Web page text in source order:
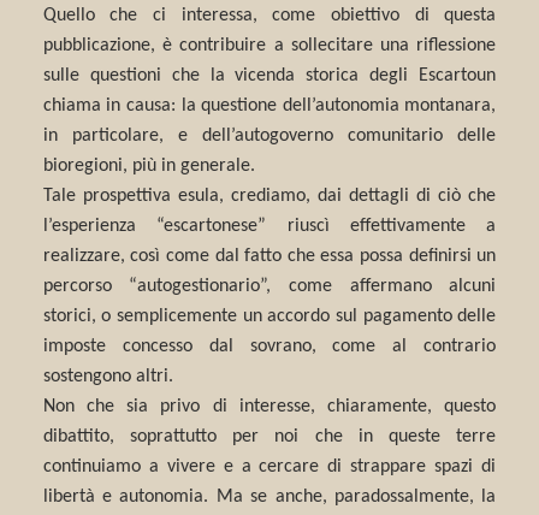
Quello che ci interessa, come obiettivo di questa
pubblicazione, è contribuire a sollecitare una riflessione
sulle questioni che la vicenda storica degli Escartoun
chiama in causa: la questione dell’autonomia montanara,
in particolare, e dell’autogoverno comunitario delle
bioregioni, più in generale.
Tale prospettiva esula, crediamo, dai dettagli di ciò che
l’esperienza “escartonese” riuscì effettivamente a
realizzare, così come dal fatto che essa possa definirsi un
percorso “autogestionario”, come affermano alcuni
storici, o semplicemente un accordo sul pagamento delle
imposte concesso dal sovrano, come al contrario
sostengono altri.
Non che sia privo di interesse, chiaramente, questo
dibattito, soprattutto per noi che in queste terre
continuiamo a vivere e a cercare di strappare spazi di
libertà e autonomia. Ma se anche, paradossalmente, la